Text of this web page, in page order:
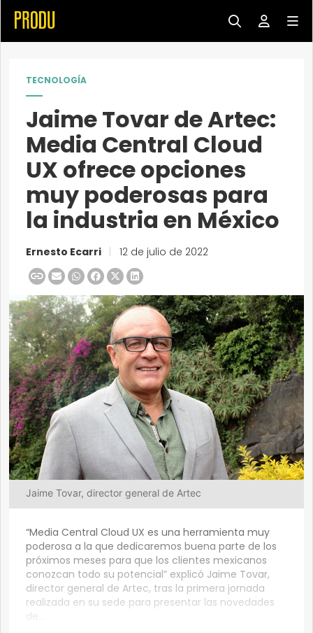
TECNOLOGÍA
Jaime Tovar de Artec:
Media Central Cloud
UX ofrece opciones
muy poderosas para
la industria en México
Ernesto Ecarri 12 de julio de 2022
Jaime Tovar, director general de Artec
“Media Central Cloud UX es una herramienta muy
poderosa a la que dedicaremos buena parte de los
próximos meses para que los clientes mexicanos
conozcan todo su potencial” explicó Jaime Tovar,
director general de Artec, tras la primera jornada
realizada en su sede para presentar las novedades
de...